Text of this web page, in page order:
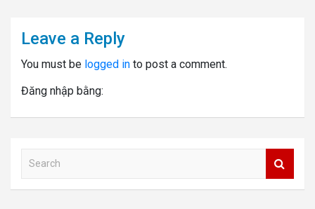
Leave a Reply
You must be logged in to post a comment.
Đăng nhập bằng:
a